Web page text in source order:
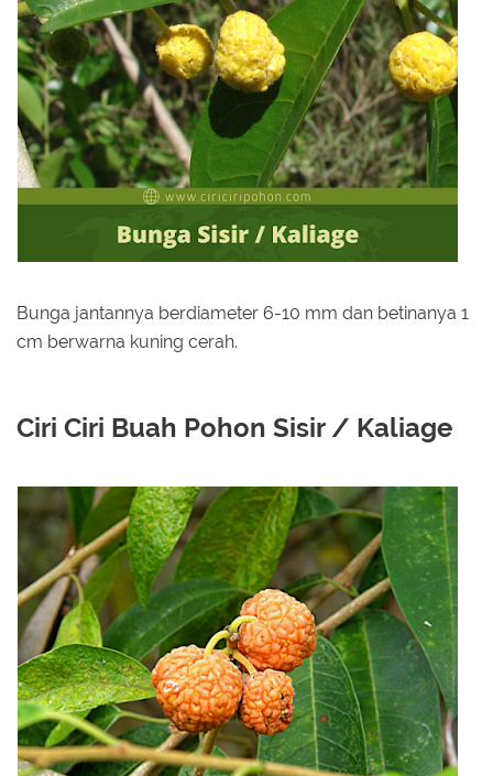
Bunga jantannya berdiameter 6-10 mm dan betinanya 1
cm berwarna kuning cerah.
Ciri Ciri Buah Pohon Sisir / Kaliage